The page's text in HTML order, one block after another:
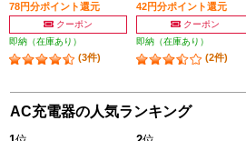
78円分ポイント還元
クーポン
即納（在庫あり）
(3件)
42円分ポイント還元
クーポン
即納（在庫あり）
(2件)
AC充電器の人気ランキング